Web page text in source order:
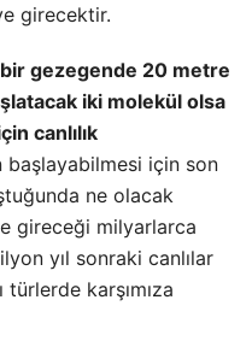
girecektir.
bir gezegende 20 metre
iki molekül olsa
canlılık
başlayabilmesi için son
ne olacak
gireceği milyarlarca
yıl sonraki canlılar
karşımıza